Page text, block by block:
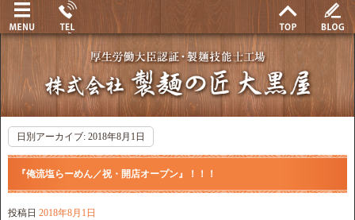
日別アーカイブ: 2018年8月1日
『俺流塩らーめん／祝・開店オープン』！！！
投稿日 2018年8月1日